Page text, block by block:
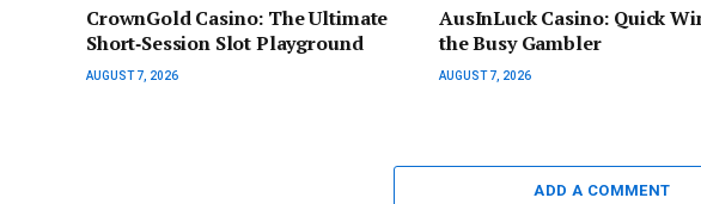
CrownGold Casino: The Ultimate
Short‑Session Slot Playground
AUGUST 7, 2026
AusInLuck Casino: Quick
the Busy Gambler
AUGUST 7, 2026
ADD A COMMENT